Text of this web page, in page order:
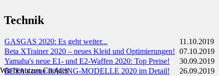
Technik
GASGAS 2020: Es geht weiter...
11.10.2019
Beta XTrainer 2020 – neues Kleid und Optimierungen! 07.10.2019
Yamaha's neue E1- und E2-Waffen 2020: Top Preise!
30.09.2019
BETA's neue RACING-MODELLE 2020 im Detail!
26.09.2019
Wir benutzen Cookies